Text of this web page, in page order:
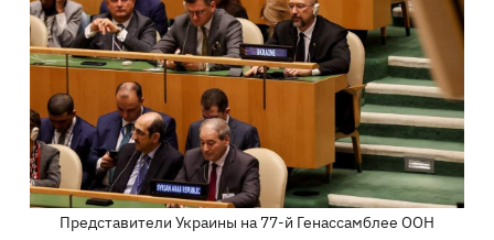
Представители Украины на 77-й Генассамблее ООН